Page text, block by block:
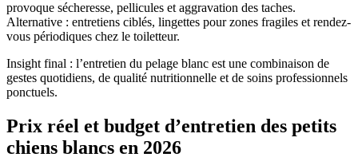
provoque sécheresse, pellicules et aggravation des taches.
Alternative : entretiens ciblés, lingettes pour zones fragiles et rendez-
vous périodiques chez le toiletteur.
Insight final : l’entretien du pelage blanc est une combinaison de
gestes quotidiens, de qualité nutritionnelle et de soins professionnels
ponctuels.
Prix réel et budget d’entretien des petits
chiens blancs en 2026